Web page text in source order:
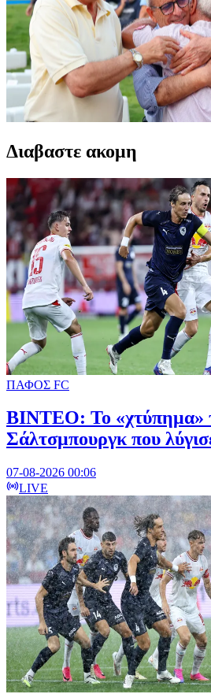
Διαβαστε ακομη
ΠΑΦΟΣ FC
ΒΙΝΤΕΟ: Το «χτύπημα»
Σάλτσμπουργκ που
07-08-2026 00:06
LIVE